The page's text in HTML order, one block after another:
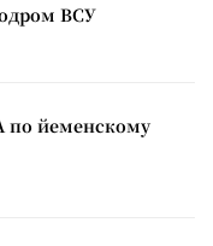
ВСУ
по йеменскому